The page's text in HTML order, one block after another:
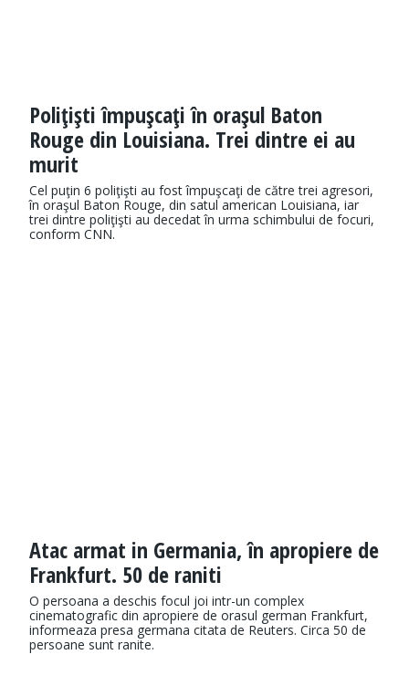
Poliţişti împuşcaţi în oraşul Baton
Rouge din Louisiana. Trei dintre ei au
murit
Cel puţin 6 poliţişti au fost împuşcaţi de către trei agresori,
în oraşul Baton Rouge, din satul american Louisiana, iar
trei dintre poliţişti au decedat în urma schimbului de focuri,
conform CNN.
Atac armat in Germania, în apropiere de
Frankfurt. 50 de raniti
O persoana a deschis focul joi intr-un complex
cinematografic din apropiere de orasul german Frankfurt,
informeaza presa germana citata de Reuters. Circa 50 de
persoane sunt ranite.